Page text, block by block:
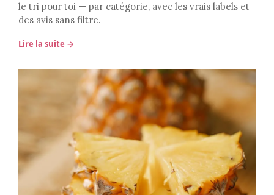
le tri pour toi — par catégorie, avec les vrais labels et
des avis sans filtre.
Lire la suite →